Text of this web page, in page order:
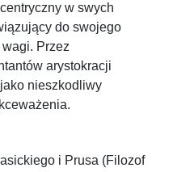
w swych
do swojego
Przez
arystokracji
nieszkodliwy
i Prusa (Filozof